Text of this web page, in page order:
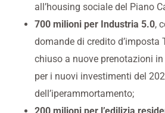
all’housing sociale del Piano
700 milioni per Industria 5.0,
domande di credito d’imposta
chiuso a nuove prenotazioni
per i nuovi investimenti del
dell’iperammortamento;
200 milioni per l’edilizia